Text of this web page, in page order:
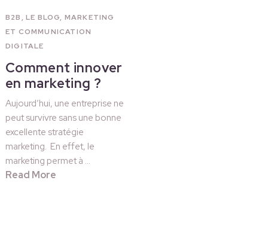
B2B, LE BLOG, MARKETING
ET COMMUNICATION
DIGITALE
Comment innover
en marketing ?
Aujourd’hui, une entreprise ne
peut survivre sans une bonne
excellente stratégie
marketing. En effet, le
marketing permet à …
Read More